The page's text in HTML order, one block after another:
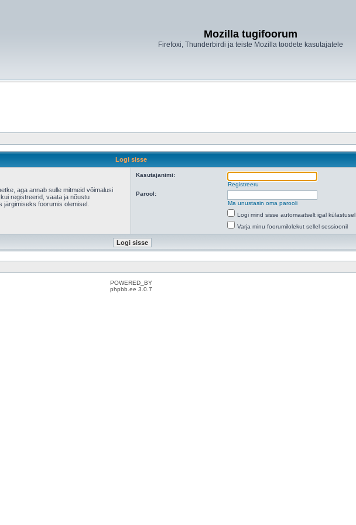
Mozilla tugifoorum
Firefoxi, Thunderbirdi ja teiste Mozilla toodete kasutajatele
Logi sisse
aga annab sulle mitmeid võimalusi
registreerid, vaata ja nõustu
järgimiseks foorumis olemisel.
Kasutajanimi:
Registreeru
Parool:
Ma unustasin oma parooli
Logi mind sisse automaatselt igal külastusel
Varja minu foorumilolekut sellel sessioonil
POWERED_BY
phpbb.ee 3.0.7